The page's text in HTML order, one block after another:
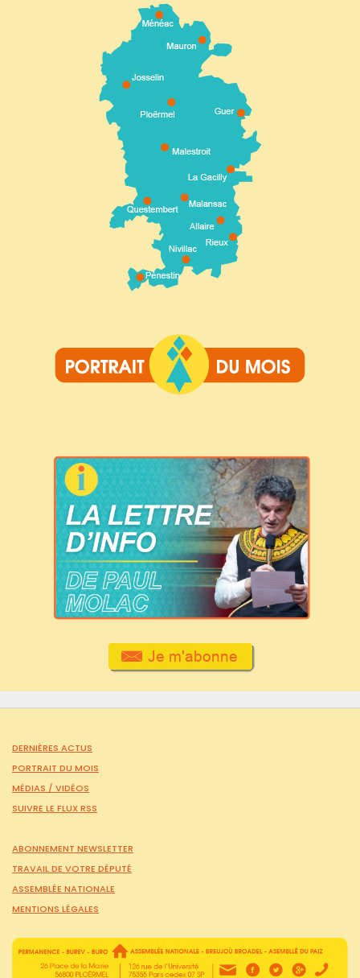
DERNIÈRES ACTUS
PORTRAIT DU MOIS
MÉDIAS / VIDÉOS
SUIVRE LE FLUX RSS
ABONNEMENT NEWSLETTER
TRAVAIL DE VOTRE DÉPUTÉ
ASSEMBLÉE NATIONALE
MENTIONS LÉGALES